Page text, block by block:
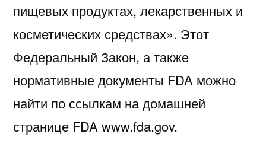
пищевых продуктах, лекарственных и
косметических средствах». Этот
Федеральный Закон, а также
нормативные документы FDA можно
найти по ссылкам на домашней
странице FDA www.fda.gov.